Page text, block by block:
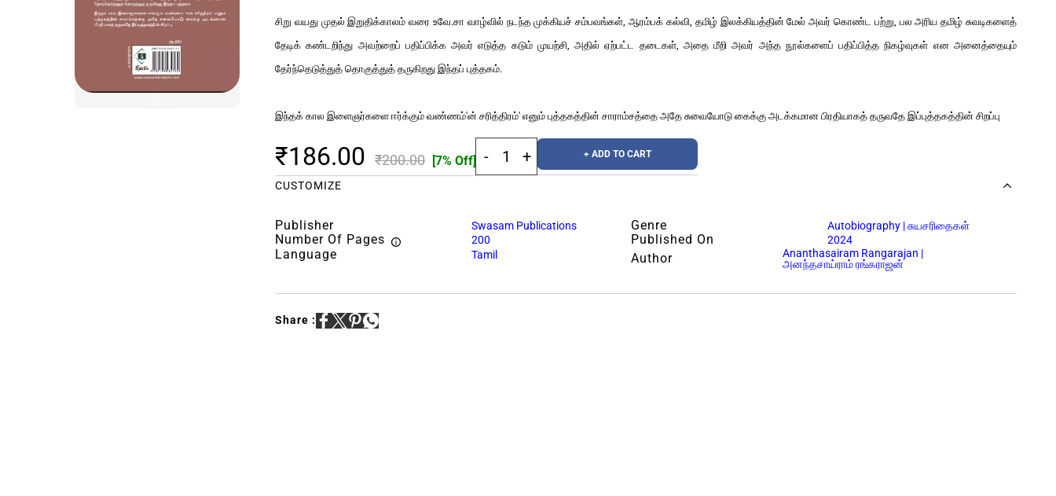
சிறு வயது முதல் இறுதிக்காலம் வரை உவே.சா வாழ்வில் நடந்த முக்கியச் சம்பவங்கள், ஆரம்பக் கல்வி, தமிழ் இலக்கியத்தின் மேல் அவர் கொண்ட பற்று, பல அரிய தமிழ் சுவடிகளைத்
தேடிக் கண்டறிந்து அவற்றைப் பதிப்பிக்க அவர் எடுத்த கடும் முயற்சி, அதில் ஏற்பட்ட தடைகள், அதை மீறி அவர் அந்த நூல்களைப் பதிப்பித்த நிகழ்வுகள் என அனைத்தையும்
தேர்ந்தெடுத்துத் தொகுத்துத் தருகிறது இந்தப் புத்தகம்.
இந்தக் கால இளைஞர்களை ஈர்க்கும் வண்ணம்'ன் சரித்திரம்' எனும் புத்தகத்தின் சாராம்சத்தை அதே சுவையோடு கைக்கு அடக்கமான பிரதியாகத் தருவதே இப்புத்தகத்தின் சிறப்பு
₹186.00 ₹200.00 [7% Off] + ADD TO CART
CUSTOMIZE
Publisher Swasam Publications Genre Autobiography | சுயசரிதைகள்
Number Of Pages 200 Published On 2024
Language Tamil Author
Ananthasairam Rangarajan |
அனந்தசாய்ராம் ரங்கராஜன்
Share :